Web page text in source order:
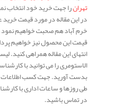
تهرانرا جهت خرید خود انتخاب
در این مقاله در مورد قیمت خرید
خرم آباد هم صحبت خواهیم
قیمت این محصول نیز خواهیم
انتهای این مقاله همراهی کنید.
الاستومری را می توانید با
بدست آورید. جهت کسب اطلاعات
طی روزها و ساعات اداری با
در تماس باشید.